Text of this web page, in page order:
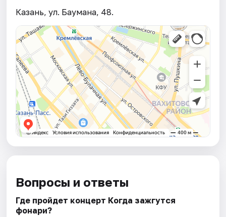
Казань, ул. Баумана, 48.
Вопросы и ответы
Где пройдет концерт Когда зажгутся
фонари?